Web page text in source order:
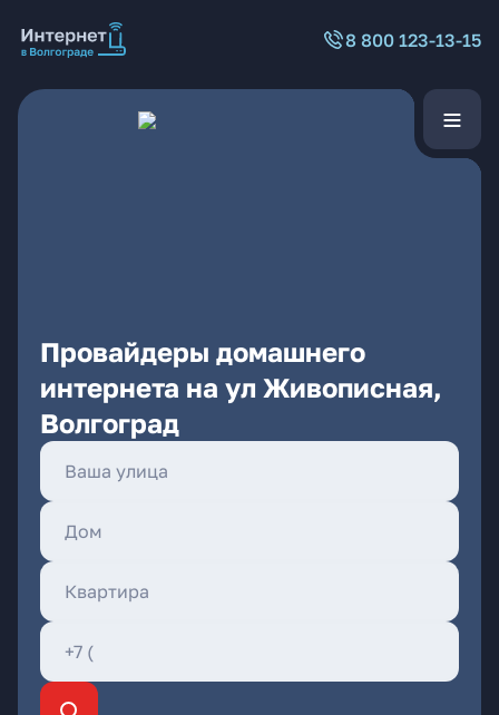
8 800 123-13-15
Провайдеры домашнего
интернета на ул Живописная,
Волгоград